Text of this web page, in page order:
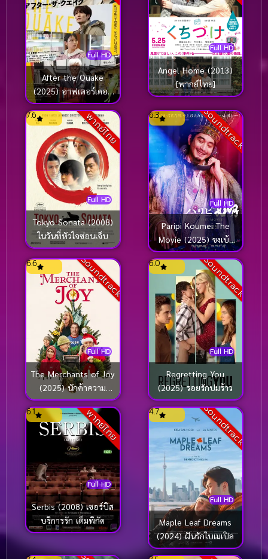
Full HD
After the Quake
(2025) อาฟเตอร์เดอะ
เควก
Full HD
Angel Home (2013)
[พากย์ไทย]
พากย์ไทย
Full HD
7.6
Tokyo Sonata (2008)
ในวันที่หัวใจซ่อนเจ็บ
Soundtrack
Full HD
6.3
Paripi Koumei The
Movie (2025) ขงเบ้ง
เจาะเวลามาปั้นดาว
Soundtrack
Full HD
6.6
The Merchants of Joy
(2025) นักค้าความ
สุขสันต์
Soundtrack
Full HD
6.0
Regretting You
(2025) รอยรักปมร้าว
พากย์ไทย
Full HD
6.1
Serbis (2008) เซอร์บิส
บริการรัก เต็มพิกัด
Soundtrack
Full HD
4.7
Maple Leaf Dreams
(2024) ฝันรักใบเมเปิล